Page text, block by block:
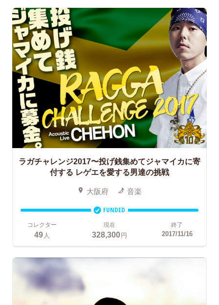
ラガチャレンジ2017〜投げ銭集めてジャマイカに寄
付する レゲエを愛する男達の挑戦
大阪府 音楽
FUNDED
コレクター
49 人
現在
328,300円
終了
2017/11/16